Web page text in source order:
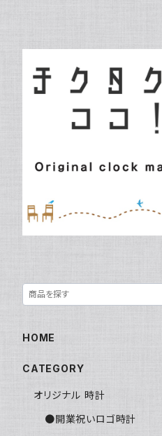
HOME
CATEGORY
オリジナル 時計
●開業祝いロゴ時計